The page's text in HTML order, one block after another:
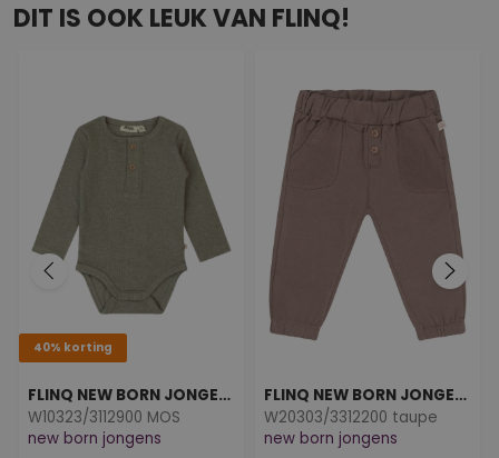
DIT IS OOK LEUK VAN FLINQ!
40% korting
FLINQ NEW BORN JONGENS
W10323/3112900 MOS
new born jongens
FLINQ NEW BORN JONGENS
W20303/3312200 taupe
new born jongens